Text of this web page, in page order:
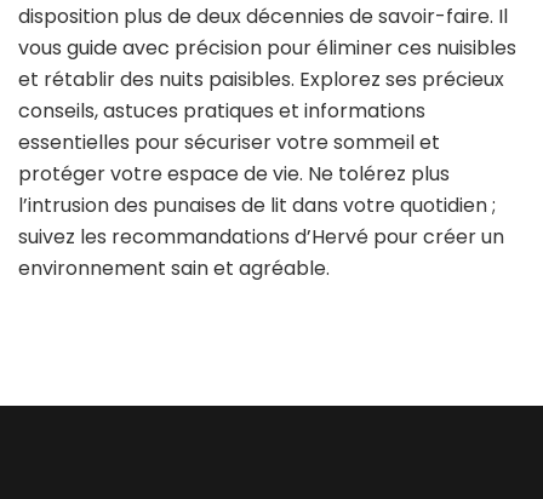
disposition plus de deux décennies de savoir-faire. Il
vous guide avec précision pour éliminer ces nuisibles
et rétablir des nuits paisibles. Explorez ses précieux
conseils, astuces pratiques et informations
essentielles pour sécuriser votre sommeil et
protéger votre espace de vie. Ne tolérez plus
l’intrusion des punaises de lit dans votre quotidien ;
suivez les recommandations d’Hervé pour créer un
environnement sain et agréable.